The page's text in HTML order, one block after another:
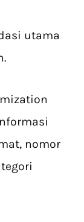
utama
nomor